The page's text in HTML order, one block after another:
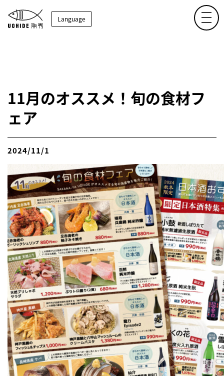
Language
11月のオススメ！旬の食材フ
ェア
2024/11/1